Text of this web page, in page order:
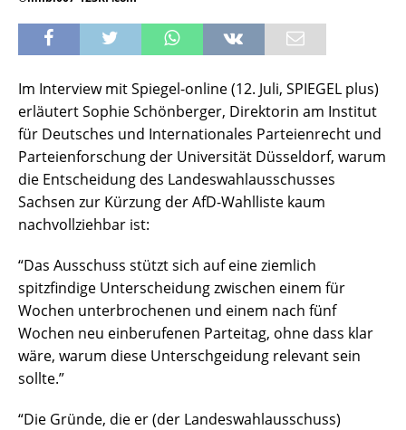
Im Interview mit Spiegel-online (12. Juli, SPIEGEL plus)
erläutert Sophie Schönberger, Direktorin am Institut
für Deutsches und Internationales Parteienrecht und
Parteienforschung der Universität Düsseldorf, warum
die Entscheidung des Landeswahlausschusses
Sachsen zur Kürzung der AfD-Wahlliste kaum
nachvollziehbar ist:
“Das Ausschuss stützt sich auf eine ziemlich
spitzfindige Unterscheidung zwischen einem für
Wochen unterbrochenen und einem nach fünf
Wochen neu einberufenen Parteitag, ohne dass klar
wäre, warum diese Unterschgeidung relevant sein
sollte.”
“Die Gründe, die er (der Landeswahlausschuss)